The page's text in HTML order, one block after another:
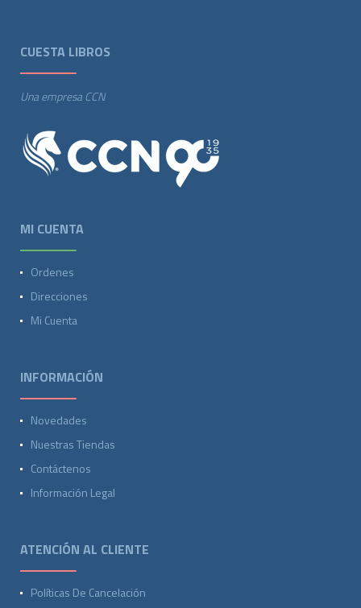
CUESTA LIBROS
Una empresa CCN
MI CUENTA
Ordenes
Direcciones
Mi Cuenta
INFORMACIÓN
Novedades
Nuestras Tiendas
Contáctenos
Información Legal
ATENCIÓN AL CLIENTE
Políticas De Cancelación